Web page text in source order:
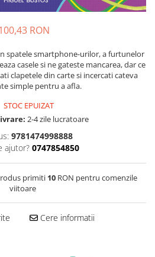
RON
spatele smartphone-urilor, a furtunelor
casele si ne gateste mancarea, dar ce
clapetele din carte si incercati cateva
simple pentru a afla.
STOC EPUIZAT
2-4 zile lucratoare
9781474998888
ajutor? 0747854850
primiti 10 RON pentru comenzile
viitoare
Cere informatii